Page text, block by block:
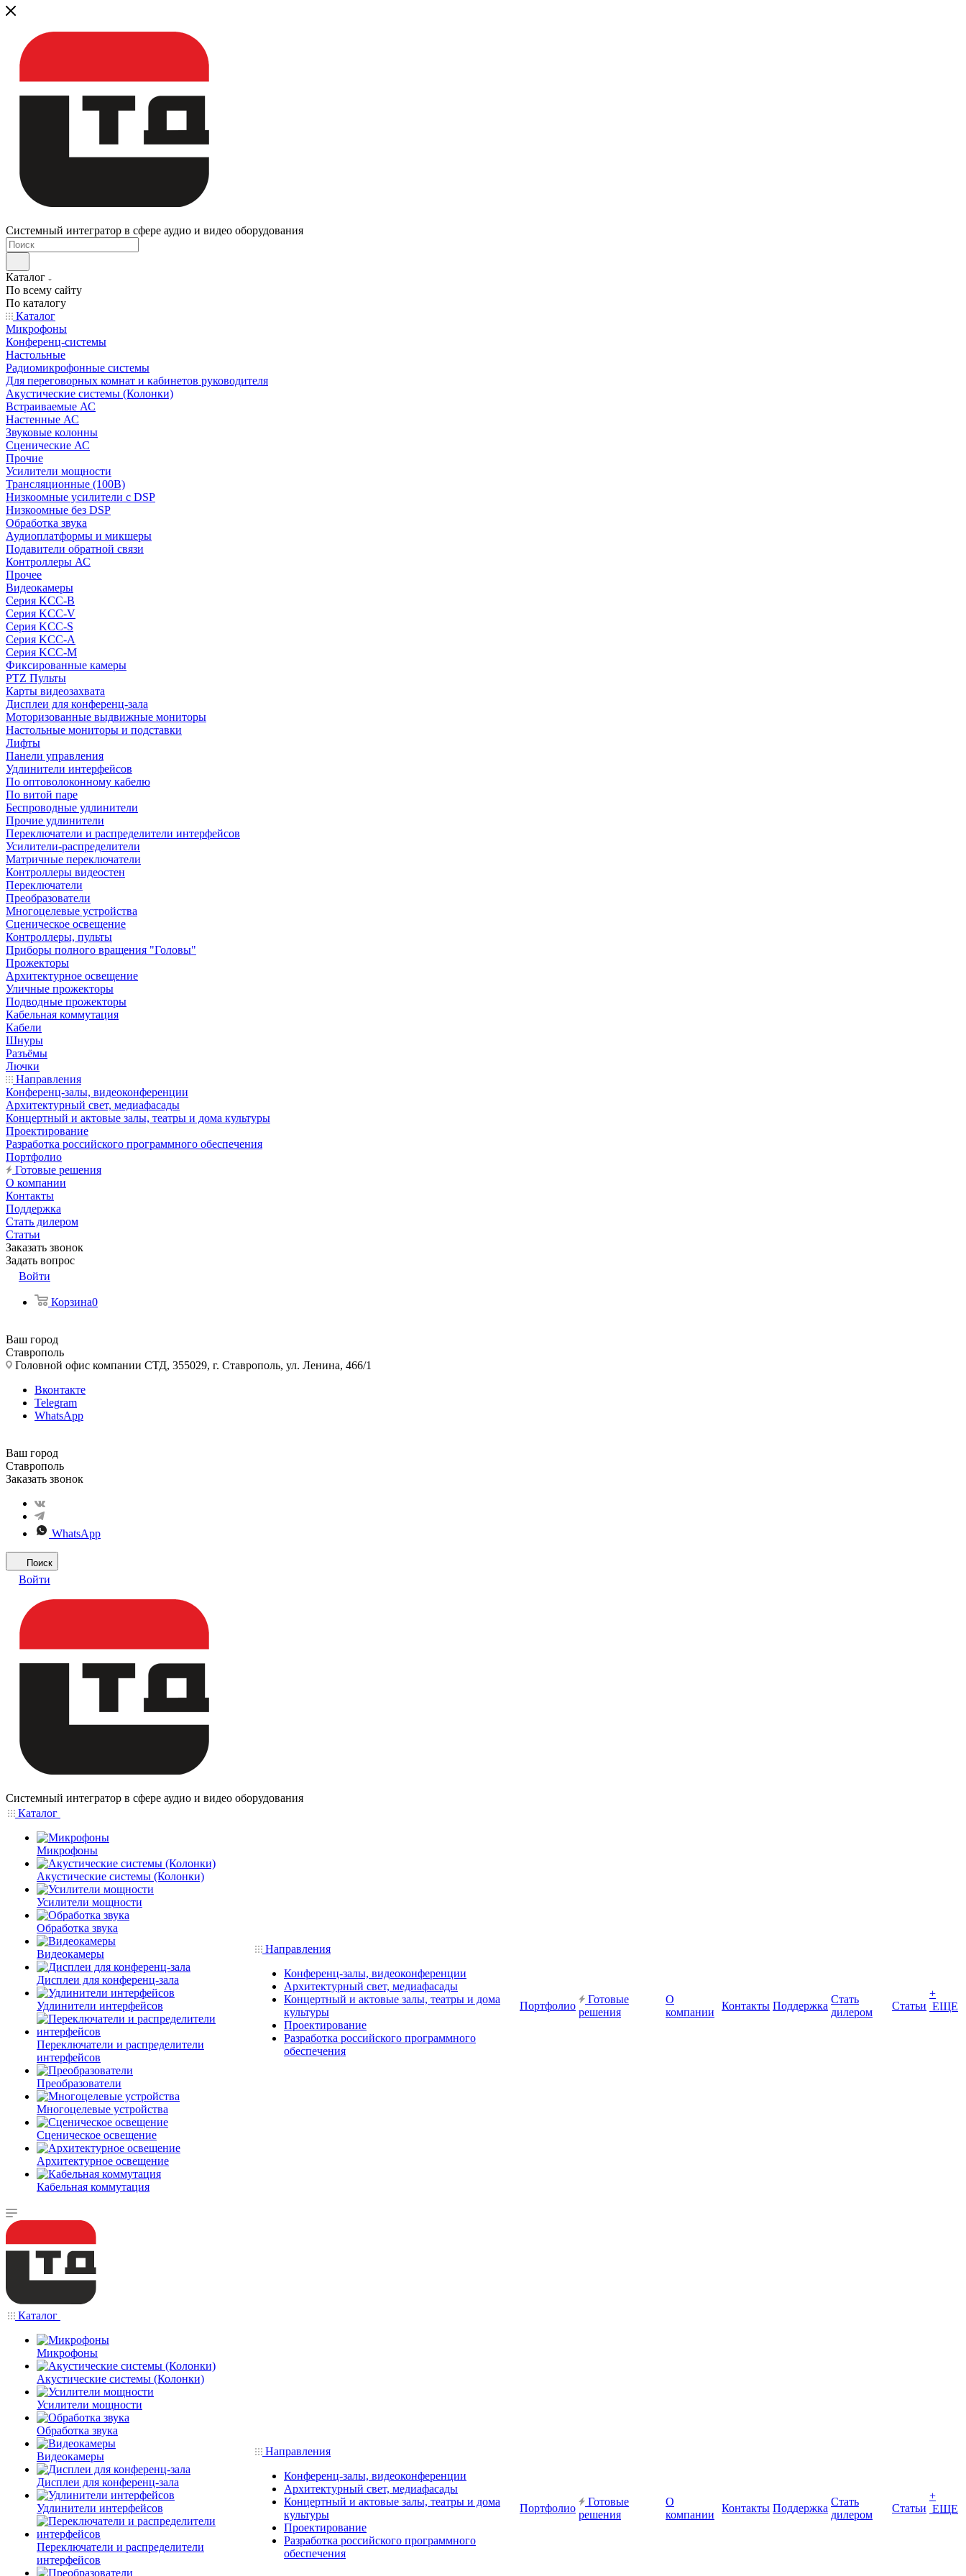
Системный интегратор в сфере аудио и видео оборудования
Каталог
По всему сайту
По каталогу
Каталог
Микрофоны
Конференц-системы
Настольные
Радиомикрофонные системы
Для переговорных комнат и кабинетов руководителя
Акустические системы (Колонки)
Встраиваемые АС
Настенные АС
Звуковые колонны
Сценические АС
Прочие
Усилители мощности
Трансляционные (100В)
Низкоомные усилители с DSP
Низкоомные без DSP
Обработка звука
Аудиоплатформы и микшеры
Подавители обратной связи
Контроллеры АС
Прочее
Видеокамеры
Серия KCC-B
Серия KCC-V
Серия KCC-S
Серия KCC-A
Серия KCC-M
Фиксированные камеры
PTZ Пульты
Карты видеозахвата
Дисплеи для конференц-зала
Моторизованные выдвижные мониторы
Настольные мониторы и подставки
Лифты
Панели управления
Удлинители интерфейсов
По оптоволоконному кабелю
По витой паре
Беспроводные удлинители
Прочие удлинители
Переключатели и распределители интерфейсов
Усилители-распределители
Матричные переключатели
Контроллеры видеостен
Переключатели
Преобразователи
Многоцелевые устройства
Сценическое освещение
Контроллеры, пульты
Приборы полного вращения "Головы"
Прожекторы
Архитектурное освещение
Уличные прожекторы
Подводные прожекторы
Кабельная коммутация
Кабели
Шнуры
Разъёмы
Лючки
Направления
Конференц-залы, видеоконференции
Архитектурный свет, медиафасады
Концертный и актовые залы, театры и дома культуры
Проектирование
Разработка российского программного обеспечения
Портфолио
Готовые решения
О компании
Контакты
Поддержка
Стать дилером
Статьи
Заказать звонок
Задать вопрос
Войти
Корзина0
Ваш город
Ставрополь
Головной офис компании СТД, 355029, г. Ставрополь, ул. Ленина, 466/1
Вконтакте
Telegram
WhatsApp
Ваш город
Ставрополь
Заказать звонок
WhatsApp
Поиск
Войти
Системный интегратор в сфере аудио и видео оборудования
Каталог
Микрофоны
Акустические системы (Колонки)
Усилители мощности
Обработка звука
Видеокамеры
Дисплеи для конференц-зала
Удлинители интерфейсов
Переключатели и распределители
интерфейсов
Преобразователи
Многоцелевые устройства
Сценическое освещение
Архитектурное освещение
Кабельная коммутация
Направления
Конференц-залы, видеоконференции
Архитектурный свет, медиафасады
Концертный и актовые залы, театры и дома
культуры
Проектирование
Разработка российского программного
обеспечения
Портфолио
Готовые
решения
О
компании
Контакты Поддержка
Стать
дилером
Статьи
+
ЕЩЕ
Каталог
Микрофоны
Акустические системы (Колонки)
Усилители мощности
Обработка звука
Видеокамеры
Дисплеи для конференц-зала
Удлинители интерфейсов
Переключатели и распределители
интерфейсов
Направления
Конференц-залы, видеоконференции
Архитектурный свет, медиафасады
Концертный и актовые залы, театры и дома
культуры
Проектирование
Разработка российского программного
обеспечения
Портфолио
Готовые
решения
О
компании
Контакты Поддержка
Стать
дилером
Статьи
+
ЕЩЕ